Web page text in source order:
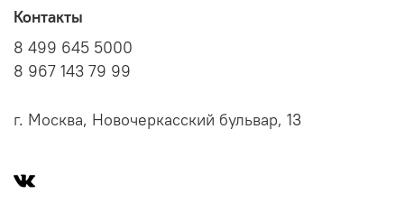
Контакты
8 499 645 5000
8 967 143 79 99
г. Москва, Новочеркасский бульвар, 13